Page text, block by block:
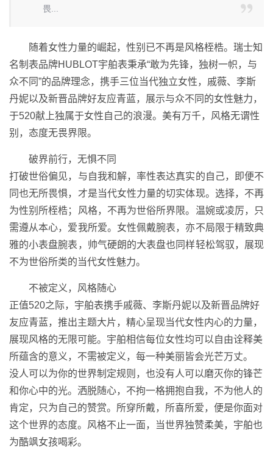
畏...
随着女性力量的崛起，性别已不再是风格桎梏。瑞士知
名制表品牌HUBLOT宇舶表秉承“敢为先锋，独树一帜，与
众不同”的品牌理念，携手三位当代独立女性，戚薇、李斯
丹妮以及新晋品牌好友应青蓝，展示与众不同的女性魅力，
于520献上独属于女性自己的浪漫。美有万千，风格无谓性
别，态度无畏界限。
破界前行，无惧不同
打破世俗偏见，与自我和解，率性表达真实的自己，即便不
同也无所畏惧，才是当代女性力量的切实体现。选择，不再
为性别所桎梏；风格，不再为世俗所界限。温婉或凌厉，只
需遵从本心，爱我所爱。女性佩戴腕表，亦不局限于精致典
雅的小表盘腕表，帅气硬朗的大表盘也同样轻松驾驭，展现
不为世俗所类的当代女性魅力。
不被定义，风格随心
正值520之际，宇舶表携手戚薇、李斯丹妮以及新晋品牌好
友应青蓝，推出主题大片，精心呈现当代女性内心的力量，
展现风格的无限可能。宇舶相信每位女性均可以自由诠释美
所蕴含的意义，不需被定义，每一种美丽皆会光芒万丈。
没人可以为你的世界制定规则，也没有人可以磨灭你的锋芒
和你心中的光。洒脱随心，不拘一格拥抱自我，不为他人的
肯定，只为自己的赞赏。所穿所戴，所喜所爱，便是你面对
这个世界的态度。风格不止一面，当世界独赞柔美，宇舶也
为酷飒女孩喝彩。